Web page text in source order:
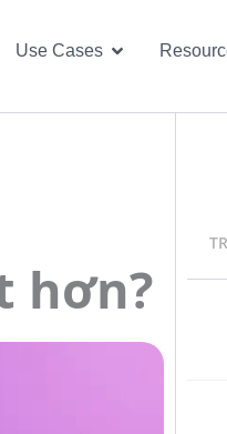
Proxies
Use Cases Open Use
hơn?